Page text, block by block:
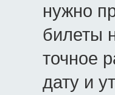
нужно
билеты
точное
дату и